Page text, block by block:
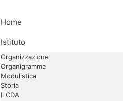
Home
Istituto
Organizzazione
Organigramma
Modulistica
Storia
Il CDA